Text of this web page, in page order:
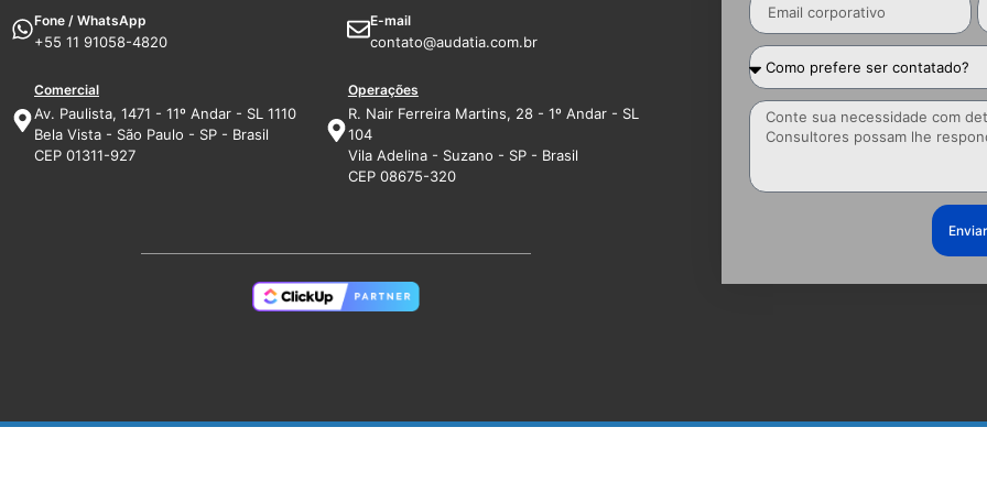
Fone / WhatsApp
+55 11 91058-4820
E-mail
contato@audatia.com.br
Comercial
Av. Paulista, 1471 - 11º Andar - SL 1110
Bela Vista - São Paulo - SP - Brasil
CEP 01311-927
Operações
R. Nair Ferreira Martins, 28 - 1º Andar - SL
104
Vila Adelina - Suzano - SP - Brasil
CEP 08675-320
Enviar